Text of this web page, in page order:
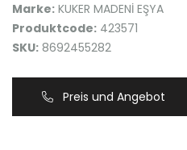
Marke: KUKER MADENİ EŞYA
Produktcode: 423571
SKU: 8692455282
Preis und Angebot